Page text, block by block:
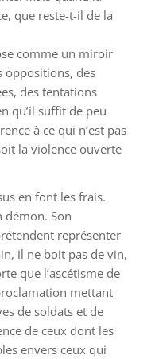
que reste-t-il de la
comme un miroir
oppositions, des
des tentations
qu’il suffit de peu
à ce qui n’est pas
la violence ouverte
en font les frais.
démon. Son
représenter
il ne boit pas de vin,
que l’ascétisme de
mettant
de soldats et de
de ceux dont les
envers ceux qui